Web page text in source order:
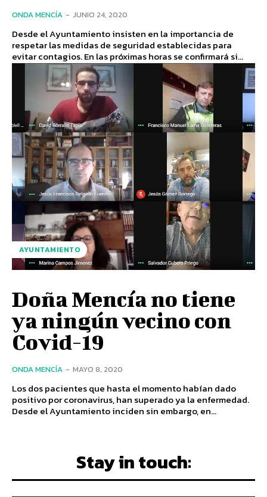
ONDA MENCÍA - JUNIO 24, 2020
Desde el Ayuntamiento insisten en la importancia de
respetar las medidas de seguridad establecidas para
evitar contagios. En las próximas horas se confirmará si...
AYUNTAMIENTO
Doña Mencía no tiene
ya ningún vecino con
Covid-19
ONDA MENCÍA - MAYO 8, 2020
Los dos pacientes que hasta el momento habían dado
positivo por coronavirus, han superado ya la enfermedad.
Desde el Ayuntamiento inciden sin embargo, en...
Stay in touch: